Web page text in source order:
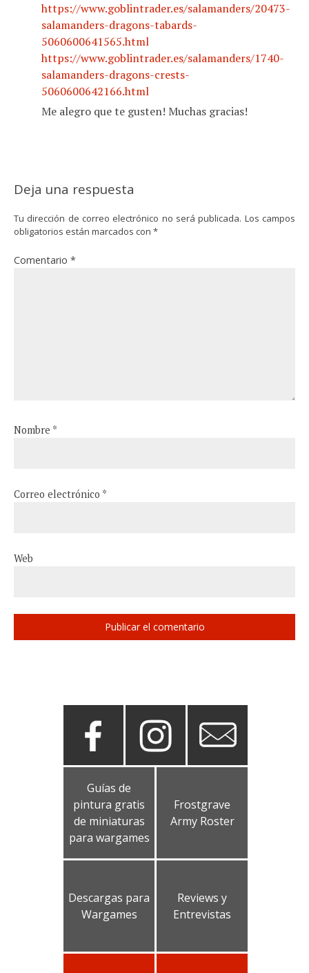
https://www.goblintrader.es/salamanders/20473-
salamanders-dragons-tabards-
5060600641565.html
https://www.goblintrader.es/salamanders/1740-
salamanders-dragons-crests-
5060600642166.html
Me alegro que te gusten! Muchas gracias!
Deja una respuesta
Tu dirección de correo electrónico no será publicada. Los campos
obligatorios están marcados con *
Comentario *
Nombre *
Correo electrónico *
Web
Guías de
pintura gratis
de miniaturas
para wargames
Frostgrave
Army Roster
Descargas para
Wargames
Reviews y
Entrevistas